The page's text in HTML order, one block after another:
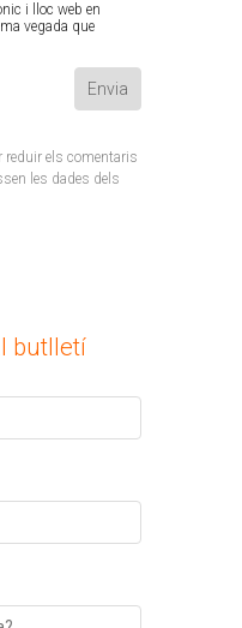
i lloc web en
vegada que
els comentaris
les dades dels
butlletí